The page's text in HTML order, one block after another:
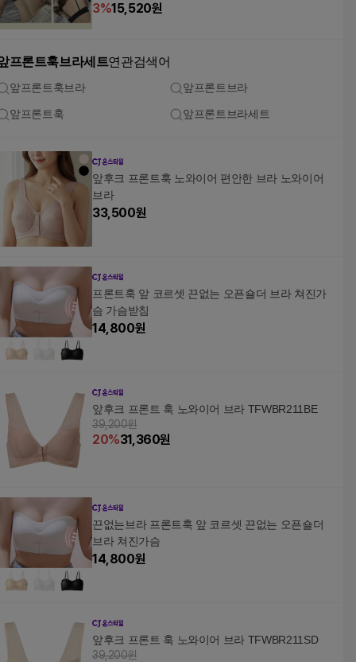
3%15,520원
프론트훅브라세트연관검색어
앞프론트훅브라 앞프론트브라
앞프론트훅 앞프론트브라세트
앞후크 프론트훅 노와이어 편안한 브라 노와이어
브라
33,500원
프론트훅 앞 코르셋 끈없는 오픈숄더 브라 쳐진가
슴 가슴받침
14,800원
앞후크 프론트 훅 노와이어 브라 TFWBR211BE
39,200원
20%31,360원
끈없는브라 프론트훅 앞 코르셋 끈없는 오픈숄더
브라 쳐진가슴
14,800원
앞후크 프론트 훅 노와이어 브라 TFWBR211SD
39,200원